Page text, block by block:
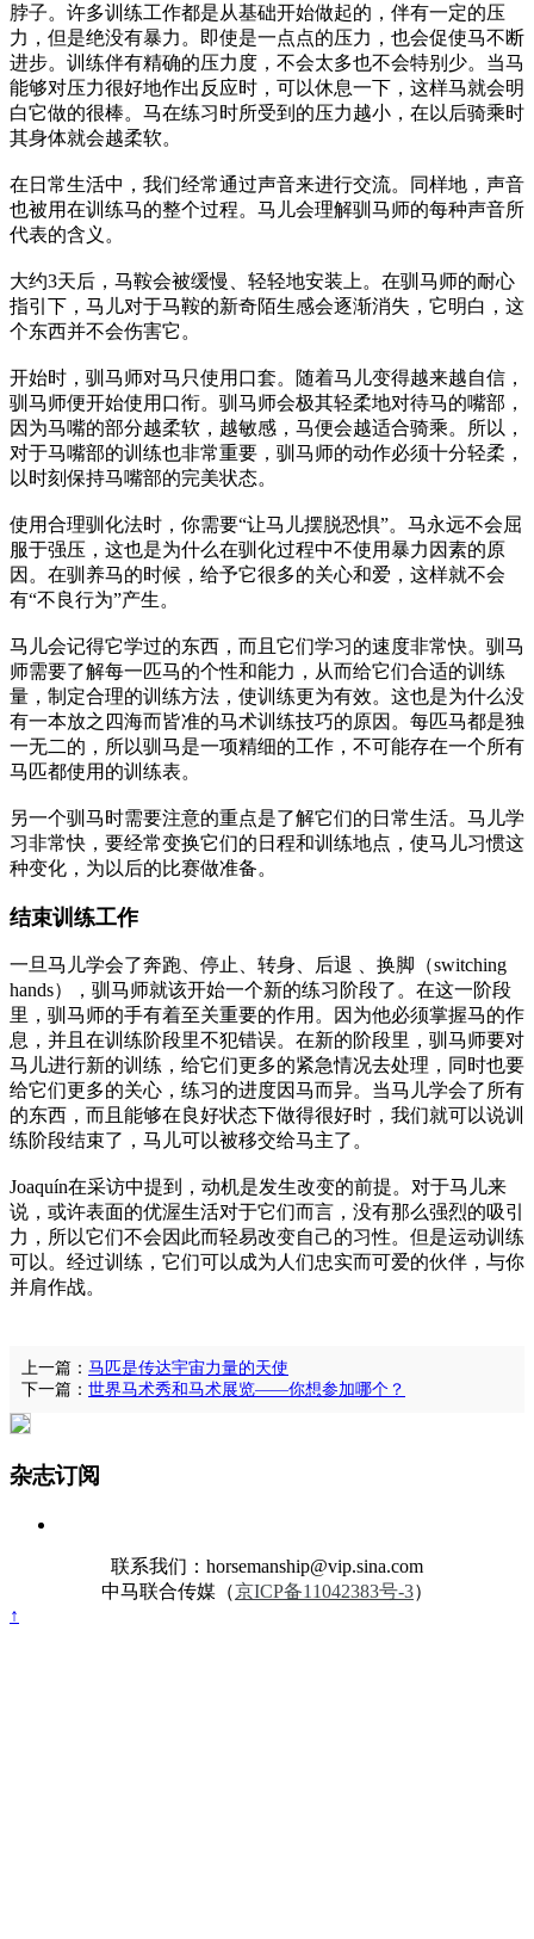
脖子。许多训练工作都是从基础开始做起的，伴有一定的压
力，但是绝没有暴力。即使是一点点的压力，也会促使马不断
进步。训练伴有精确的压力度，不会太多也不会特别少。当马
能够对压力很好地作出反应时，可以休息一下，这样马就会明
白它做的很棒。马在练习时所受到的压力越小，在以后骑乘时
其身体就会越柔软。
在日常生活中，我们经常通过声音来进行交流。同样地，声音
也被用在训练马的整个过程。马儿会理解驯马师的每种声音所
代表的含义。
大约3天后，马鞍会被缓慢、轻轻地安装上。在驯马师的耐心
指引下，马儿对于马鞍的新奇陌生感会逐渐消失，它明白，这
个东西并不会伤害它。
开始时，驯马师对马只使用口套。随着马儿变得越来越自信，
驯马师便开始使用口衔。驯马师会极其轻柔地对待马的嘴部，
因为马嘴的部分越柔软，越敏感，马便会越适合骑乘。所以，
对于马嘴部的训练也非常重要，驯马师的动作必须十分轻柔，
以时刻保持马嘴部的完美状态。
使用合理驯化法时，你需要“让马儿摆脱恐惧”。马永远不会屈
服于强压，这也是为什么在驯化过程中不使用暴力因素的原
因。在驯养马的时候，给予它很多的关心和爱，这样就不会
有“不良行为”产生。
马儿会记得它学过的东西，而且它们学习的速度非常快。驯马
师需要了解每一匹马的个性和能力，从而给它们合适的训练
量，制定合理的训练方法，使训练更为有效。这也是为什么没
有一本放之四海而皆准的马术训练技巧的原因。每匹马都是独
一无二的，所以驯马是一项精细的工作，不可能存在一个所有
马匹都使用的训练表。
另一个驯马时需要注意的重点是了解它们的日常生活。马儿学
习非常快，要经常变换它们的日程和训练地点，使马儿习惯这
种变化，为以后的比赛做准备。
结束训练工作
一旦马儿学会了奔跑、停止、转身、后退 、换脚（switching
hands），驯马师就该开始一个新的练习阶段了。在这一阶段
里，驯马师的手有着至关重要的作用。因为他必须掌握马的作
息，并且在训练阶段里不犯错误。在新的阶段里，驯马师要对
马儿进行新的训练，给它们更多的紧急情况去处理，同时也要
给它们更多的关心，练习的进度因马而异。当马儿学会了所有
的东西，而且能够在良好状态下做得很好时，我们就可以说训
练阶段结束了，马儿可以被移交给马主了。
Joaquín在采访中提到，动机是发生改变的前提。对于马儿来
说，或许表面的优渥生活对于它们而言，没有那么强烈的吸引
力，所以它们不会因此而轻易改变自己的习性。但是运动训练
可以。经过训练，它们可以成为人们忠实而可爱的伙伴，与你
并肩作战。
上一篇： 马匹是传达宇宙力量的天使
下一篇： 世界马术秀和马术展览——你想参加哪个？
杂志订阅
联系我们：horsemanship@vip.sina.com
中马联合传媒（京ICP备11042383号-3）
↑